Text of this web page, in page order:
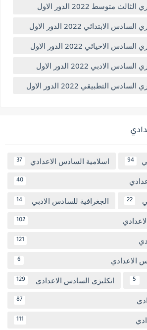
متوسط 2022 الدور الاول
الابتدائي 2022 الدور الاول
الاحيائي 2022 الدور الاول
الادبي 2022 الدور الاول
التطبيقي 2022 الدور الاول
94 اسلامية السادس الاعدادي 37
40
22 الجغرافية للسادس الادبي 14
102
121
الاعدادي 6
5 انكليزي السادس الاعدادي 129
87
111